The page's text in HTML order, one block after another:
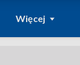
Więcej